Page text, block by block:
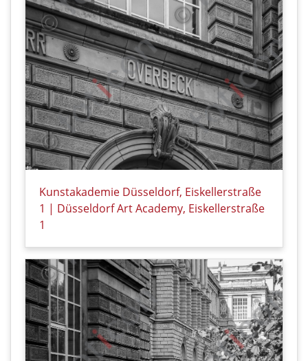
Kunstakademie Düsseldorf, Eiskellerstraße
1 | Düsseldorf Art Academy, Eiskellerstraße
1